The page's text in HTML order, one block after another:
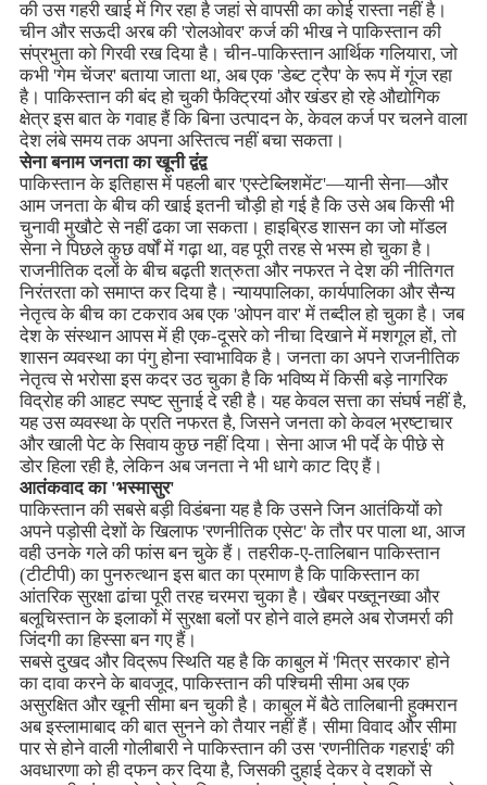
की उस गहरी खाई में गिर रहा है जहां से वापसी का कोई रास्ता नहीं है।
चीन और सऊदी अरब की 'रोलओवर' कर्ज की भीख ने पाकिस्तान की
संप्रभुता को गिरवी रख दिया है। चीन-पाकिस्तान आर्थिक गलियारा, जो
कभी 'गेम चेंजर' बताया जाता था, अब एक 'डेब्ट ट्रैप' के रूप में गूंज रहा
है। पाकिस्तान की बंद हो चुकी फैक्ट्रियां और खंडर हो रहे औद्योगिक
क्षेत्र इस बात के गवाह हैं कि बिना उत्पादन के, केवल कर्ज पर चलने वाला
देश लंबे समय तक अपना अस्तित्व नहीं बचा सकता।
सेना बनाम जनता का खूनी द्वंद्व
पाकिस्तान के इतिहास में पहली बार 'एस्टेब्लिशमेंट'—यानी सेना—और
आम जनता के बीच की खाई इतनी चौड़ी हो गई है कि उसे अब किसी भी
चुनावी मुखौटे से नहीं ढका जा सकता। हाइब्रिड शासन का जो मॉडल
सेना ने पिछले कुछ वर्षों में गढ़ा था, वह पूरी तरह से भस्म हो चुका है।
राजनीतिक दलों के बीच बढ़ती शत्रुता और नफरत ने देश की नीतिगत
निरंतरता को समाप्त कर दिया है। न्यायपालिका, कार्यपालिका और सैन्य
नेतृत्व के बीच का टकराव अब एक 'ओपन वार' में तब्दील हो चुका है। जब
देश के संस्थान आपस में ही एक-दूसरे को नीचा दिखाने में मशगूल हों, तो
शासन व्यवस्था का पंगु होना स्वाभाविक है। जनता का अपने राजनीतिक
नेतृत्व से भरोसा इस कदर उठ चुका है कि भविष्य में किसी बड़े नागरिक
विद्रोह की आहट स्पष्ट सुनाई दे रही है। यह केवल सत्ता का संघर्ष नहीं है,
यह उस व्यवस्था के प्रति नफरत है, जिसने जनता को केवल भ्रष्टाचार
और खाली पेट के सिवाय कुछ नहीं दिया। सेना आज भी पर्दे के पीछे से
डोर हिला रही है, लेकिन अब जनता ने भी धागे काट दिए हैं।
आतंकवाद का 'भस्मासुर'
पाकिस्तान की सबसे बड़ी विडंबना यह है कि उसने जिन आतंकियों को
अपने पड़ोसी देशों के खिलाफ 'रणनीतिक एसेट' के तौर पर पाला था, आज
वही उनके गले की फांस बन चुके हैं। तहरीक-ए-तालिबान पाकिस्तान
(टीटीपी) का पुनरुत्थान इस बात का प्रमाण है कि पाकिस्तान का
आंतरिक सुरक्षा ढांचा पूरी तरह चरमरा चुका है। खैबर पख्तूनख्वा और
बलूचिस्तान के इलाकों में सुरक्षा बलों पर होने वाले हमले अब रोजमर्रा की
जिंदगी का हिस्सा बन गए हैं।
सबसे दुखद और विद्रूप स्थिति यह है कि काबुल में 'मित्र सरकार' होने
का दावा करने के बावजूद, पाकिस्तान की पश्चिमी सीमा अब एक
असुरक्षित और खूनी सीमा बन चुकी है। काबुल में बैठे तालिबानी हुक्मरान
अब इस्लामाबाद की बात सुनने को तैयार नहीं हैं। सीमा विवाद और सीमा
पार से होने वाली गोलीबारी ने पाकिस्तान की उस 'रणनीतिक गहराई' की
अवधारणा को ही दफन कर दिया है, जिसकी दुहाई देकर वे दशकों से